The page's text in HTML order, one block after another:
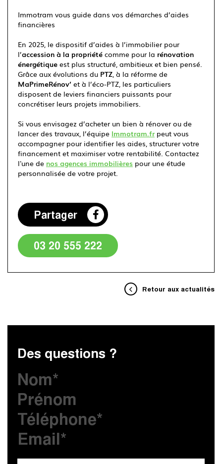
Des questions ?
Immotram vous guide dans vos démarches d’aides
financières
En 2025, le dispositif d’aides à l’immobilier pour
l’accession à la propriété comme pour la rénovation
énergétique est plus structuré, ambitieux et bien pensé.
Grâce aux évolutions du PTZ, à la réforme de
MaPrimeRénov’ et à l’éco-PTZ, les particuliers
disposent de leviers financiers puissants pour
concrétiser leurs projets immobiliers.
Si vous envisagez d’acheter un bien à rénover ou de
lancer des travaux, l’équipe Immotram.frpeut vous
accompagner pour identifier les aides, structurer votre
financement et maximiser votre rentabilité. Contactez
l'une de nos agences immobilières pour une étude
personnalisée de votre projet.
Partager
03 20 555 222
Retour aux actualités